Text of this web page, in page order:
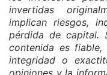
invertidas
implican riesgos,
pérdida de capital.
contenida es
integridad o
opiniones y la